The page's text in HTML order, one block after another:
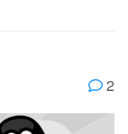
2